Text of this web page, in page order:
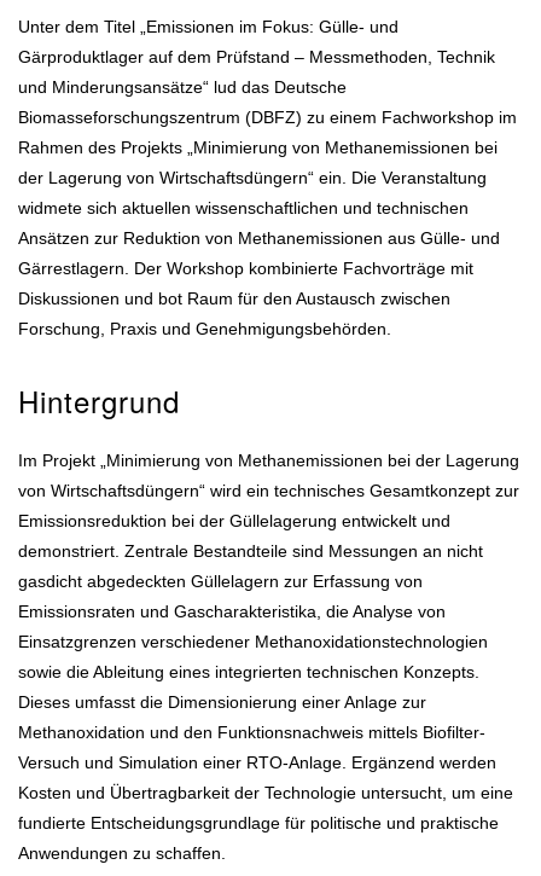
Unter dem Titel „Emissionen im Fokus: Gülle- und
Gärproduktlager auf dem Prüfstand – Messmethoden, Technik
und Minderungsansätze“ lud das Deutsche
Biomasseforschungszentrum (DBFZ) zu einem Fachworkshop im
Rahmen des Projekts „Minimierung von Methanemissionen bei
der Lagerung von Wirtschaftsdüngern“ ein. Die Veranstaltung
widmete sich aktuellen wissenschaftlichen und technischen
Ansätzen zur Reduktion von Methanemissionen aus Gülle- und
Gärrestlagern. Der Workshop kombinierte Fachvorträge mit
Diskussionen und bot Raum für den Austausch zwischen
Forschung, Praxis und Genehmigungsbehörden.
Hintergrund
Im Projekt „Minimierung von Methanemissionen bei der Lagerung
von Wirtschaftsdüngern“ wird ein technisches Gesamtkonzept zur
Emissionsreduktion bei der Güllelagerung entwickelt und
demonstriert. Zentrale Bestandteile sind Messungen an nicht
gasdicht abgedeckten Güllelagern zur Erfassung von
Emissionsraten und Gascharakteristika, die Analyse von
Einsatzgrenzen verschiedener Methanoxidationstechnologien
sowie die Ableitung eines integrierten technischen Konzepts.
Dieses umfasst die Dimensionierung einer Anlage zur
Methanoxidation und den Funktionsnachweis mittels Biofilter-
Versuch und Simulation einer RTO-Anlage. Ergänzend werden
Kosten und Übertragbarkeit der Technologie untersucht, um eine
fundierte Entscheidungsgrundlage für politische und praktische
Anwendungen zu schaffen.